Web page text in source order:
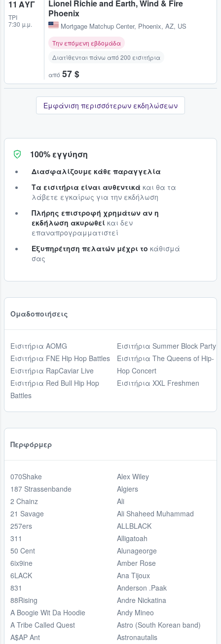
11 ΑΥΓ
ΤΡΊ
7:30 μ.μ.
Lionel Richie and Earth, Wind & Fire
Phoenix
Mortgage Matchup Center, Phoenix, AZ, US
Την επόμενη εβδομάδα
Διατίθενται πάνω από 200 εισιτήρια
από 57 $
Εμφάνιση περισσότερων εκδηλώσεων
100% εγγύηση
Διασφαλίζουμε κάθε παραγγελία
Τα εισιτήρια είναι αυθεντικά και θα τα
λάβετε εγκαίρως για την εκδήλωση
Πλήρης επιστροφή χρημάτων αν η
εκδήλωση ακυρωθεί και δεν
επαναπρογραμματιστεί
Εξυπηρέτηση πελατών μέχρι το κάθισμά
σας
Ομαδοποιήσεις
Εισιτήρια AOMG
Εισιτήρια FNE Hip Hop Battles
Εισιτήρια RapCaviar Live
Εισιτήρια Red Bull Hip Hop
Battles
Εισιτήρια Summer Block Party
Εισιτήρια The Queens of Hip-
Hop Concert
Εισιτήρια XXL Freshmen
Περφόρμερ
070Shake
187 Strassenbande
2 Chainz
21 Savage
257ers
311
50 Cent
6ix9ine
6LACK
831
88Rising
A Boogie Wit Da Hoodie
A Tribe Called Quest
A$AP Ant
Alex Wiley
Algiers
Ali
Ali Shaheed Muhammad
ALLBLACK
Alligatoah
Alunageorge
Amber Rose
Ana Tijoux
Anderson .Paak
Andre Nickatina
Andy Mineo
Astro (South Korean band)
Astronautalis